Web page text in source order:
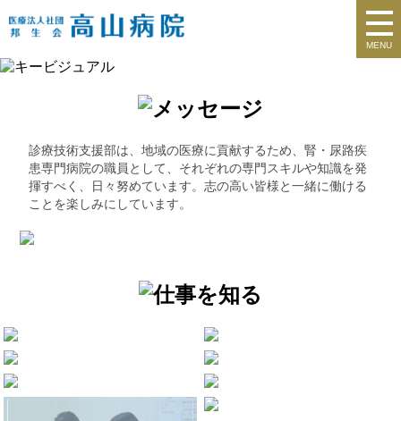
MENU
診療技術支援部は、地域の医療に貢献するため、腎・尿路疾
患専門病院の職員として、それぞれの専門スキルや知識を発
揮すべく、日々努めています。志の高い皆様と一緒に働ける
ことを楽しみにしています。